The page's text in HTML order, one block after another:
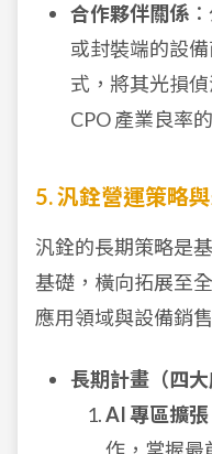
合作夥伴關係
或封裝端的設
式，將其光損
CPO 產業良率
5. 汎銓營運策略
汎銓的長期策略是
基礎，橫向拓展至
應用領域與設備銷
長期計畫（四大
AI 專區擴張